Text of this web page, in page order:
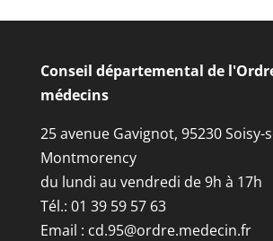
Conseil départemental de
médecins
25 avenue Gavignot, 95230 Soisy-
Montmorency
du lundi au vendredi de 9h à 17h
Tél.: 01 39 59 57 63
Email : cd.95@ordre.medecin.fr